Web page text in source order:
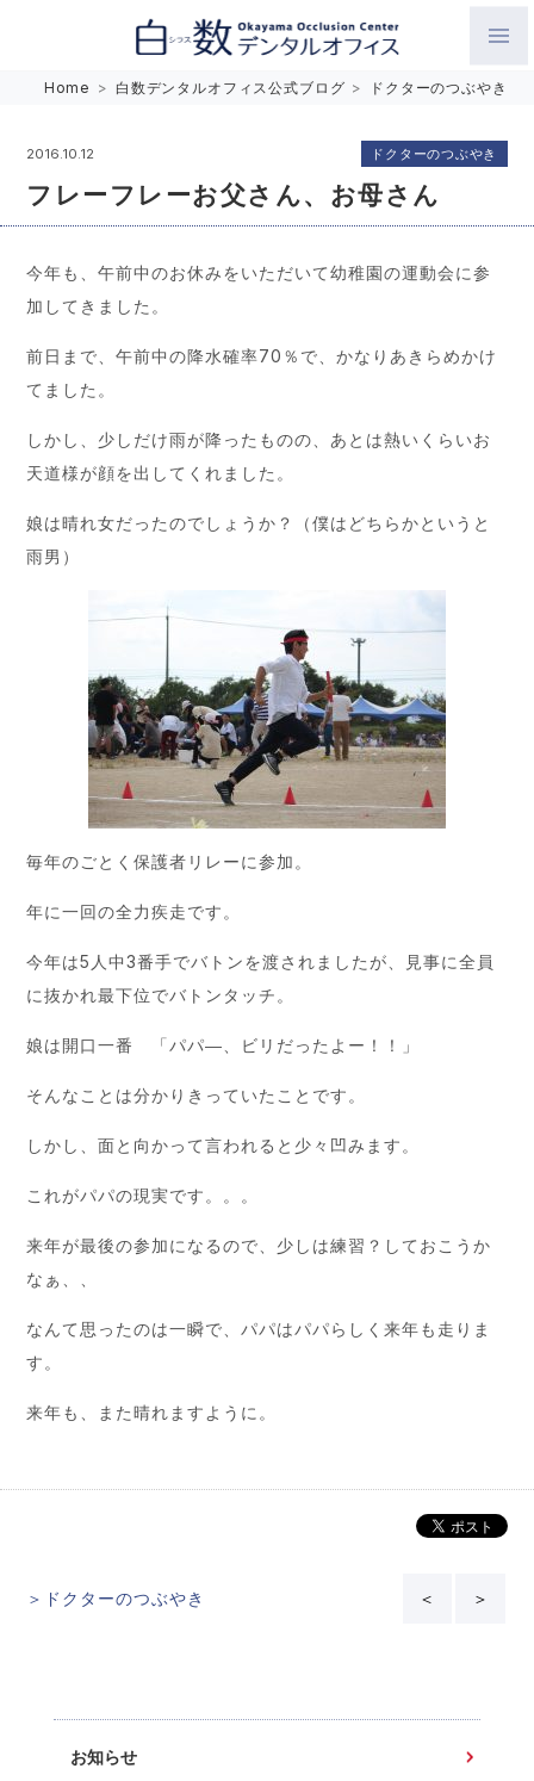
Home > 白数デンタルオフィス公式ブログ > ドクターのつぶやき
2016.10.12
フレーフレーお父さん、お母さん
ドクターのつぶやき
今年も、午前中のお休みをいただいて幼稚園の運動会に参
加してきました。
前日まで、午前中の降水確率70％で、かなりあきらめかけ
てました。
しかし、少しだけ雨が降ったものの、あとは熱いくらいお
天道様が顔を出してくれました。
娘は晴れ女だったのでしょうか？（僕はどちらかというと
雨男）
毎年のごとく保護者リレーに参加。
年に一回の全力疾走です。
今年は5人中3番手でバトンを渡されましたが、見事に全員
に抜かれ最下位でバトンタッチ。
娘は開口一番 「パパ―、ビリだったよー！！」
そんなことは分かりきっていたことです。
しかし、面と向かって言われると少々凹みます。
これがパパの現実です。。。
来年が最後の参加になるので、少しは練習？しておこうか
なぁ、、
なんて思ったのは一瞬で、パパはパパらしく来年も走りま
す。
来年も、また晴れますように。
＞ドクターのつぶやき ＜ ＞
お知らせ